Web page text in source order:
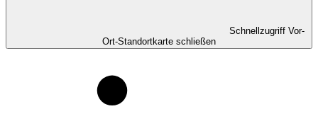
Schnellzugriff Vor-
Ort-Standortkarte schließen